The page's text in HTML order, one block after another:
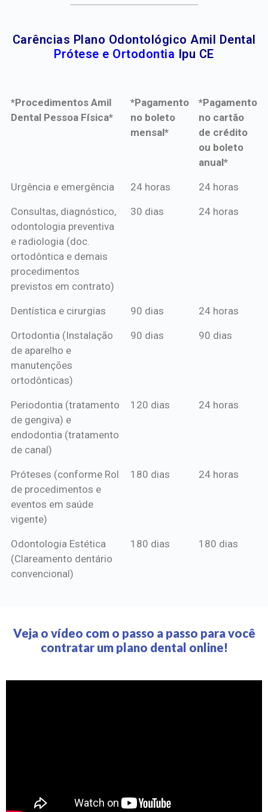
Carências Plano Odontológico Amil Dental
Prótese e Ortodontia Ipu CE
*Procedimentos Amil
Dental Pessoa Física*
*Pagamento
no boleto
mensal*
*Pagamento
no cartão
de crédito
ou boleto
anual*
*Procedimentos Amil
*Pagamento
mensal*
*Pagamento
de crédito
Urgência e emergência 24 horas 24 horas
Consultas, diagnóstico,
odontologia preventiva
e radiologia (doc.
ortodôntica e demais
procedimentos
previstos em contrato)
30 dias 24 horas
Dentística e cirurgias 90 dias 24 horas
Ortodontia (Instalação
de aparelho e
manutenções
ortodônticas)
90 dias 90 dias
Periodontia (tratamento
de gengiva) e
endodontia (tratamento
de canal)
120 dias 24 horas
Próteses (conforme Rol
de procedimentos e
eventos em saúde
vigente)
180 dias 24 horas
Odontologia Estética
(Clareamento dentário
convencional)
180 dias 180 dias
Veja o vídeo com o passo a passo para você
contratar um plano dental online!